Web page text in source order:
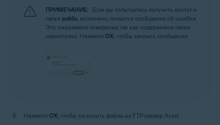
ПРИМЕЧАНИЕ:
Если вы попытаетесь получить доступ к
папке public, возможно, появится сообщение об ошибке.
Это ожидаемое поведение, так как содержимое папки
недоступно. Нажмите OK, чтобы закрыть сообщение.
Нажмите OK, чтобы загрузить файлы на FTP-сервер Avast.